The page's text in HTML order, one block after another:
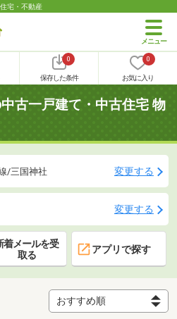
宅・不動産
0
保存した条件
0
お気に入り
古一戸建て・中古住宅 物
/三国神社 変更する
変更する
着メールを受
取る
アプリで探す